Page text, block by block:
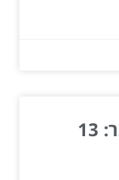
חשיפת אומנות צילום המוצר: 13